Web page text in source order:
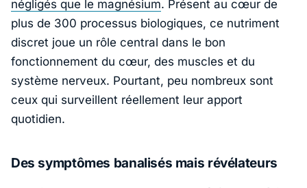
négligés que le magnésium. Présent au cœur de
plus de 300 processus biologiques, ce nutriment
discret joue un rôle central dans le bon
fonctionnement du cœur, des muscles et du
système nerveux. Pourtant, peu nombreux sont
ceux qui surveillent réellement leur apport
quotidien.
Des symptômes banalisés mais révélateurs